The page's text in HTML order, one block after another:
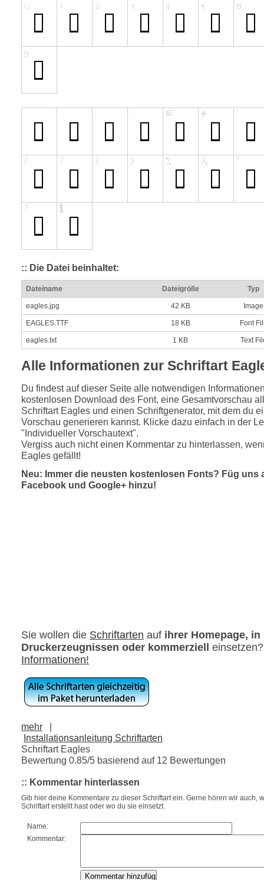
:: Die Datei beinhaltet:
Dateiname Dateigröße Typ
eagles.jpg 42 KB Image
EAGLES.TTF 18 KB Font
eagles.txt 1 KB Text
Alle Informationen zur Schriftart
Du findest auf dieser Seite alle notwendigen
kostenlosen Download des Font, eine Gesamtvorschau
Schriftart Eagles und einen Schriftgenerator, mit dem du
Vorschau generieren kannst. Klicke dazu einfach in der
"Individueller Vorschautext".
Vergiss auch nicht einen Kommentar zu hinterlassen,
Eagles gefällt!
Neu: Immer die neusten kostenlosen Fonts? Füg uns
Facebook und Google+ hinzu!
Sie wollen die Schriftarten auf ihrer Homepage, in
Druckerzeugnissen oder kommerziell
Informationen!
mehr
|
Installationsanleitung Schriftarten
Schriftart Eagles
Bewertung 0.85/5 basierend auf 12 Bewertungen
:: Kommentar hinterlassen
Gib hier deine Kommentare zu dieser Schriftart ein. Gerne hören wir auch,
Schriftart erstellt hast oder wo du sie einsetzt.
Name:
Kommentar: